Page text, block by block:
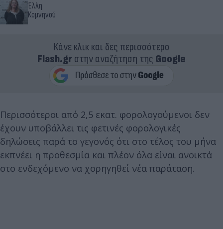
Έλλη
Κομνηνού
Κάνε κλικ και δες περισσότερο
Flash.grστην αναζήτηση της Google
Περισσότεροι από 2,5 εκατ. φορολογούμενοι δεν
έχουν υποβάλλει τις φετινές φορολογικές
δηλώσεις παρά το γεγονός ότι στο τέλος του μήνα
εκπνέει η προθεσμία και πλέον όλα είναι ανοικτά
στο ενδεχόμενο να χορηγηθεί νέα παράταση.